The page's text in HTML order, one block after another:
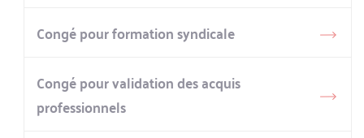
Congé pour formation syndicale
Congé pour validation des acquis
professionnels